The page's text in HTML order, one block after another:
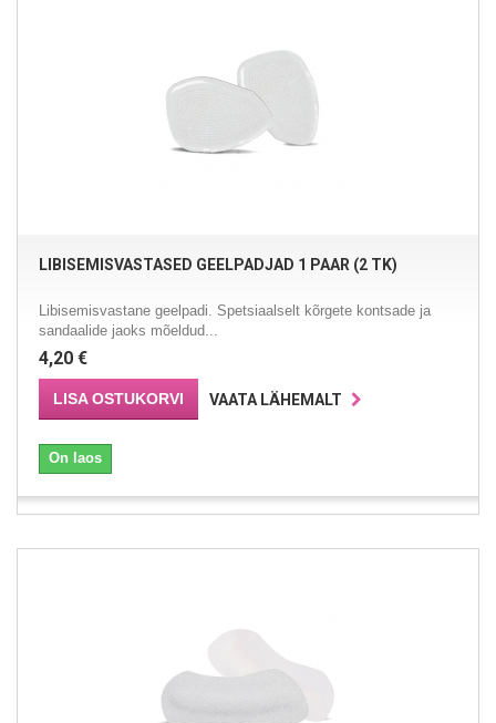
LIBISEMISVASTASED GEELPADJAD 1 PAAR (2 TK)
Libisemisvastane geelpadi. Spetsiaalselt kõrgete kontsade ja
sandaalide jaoks mõeldud...
4,20 €
LISA OSTUKORVI VAATA LÄHEMALT
On laos